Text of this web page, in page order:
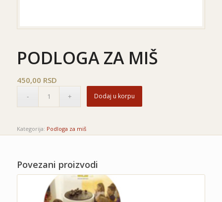
PODLOGA ZA MIŠ
450,00 RSD
Dodaj u korpu
Kategorija: Podloga za miš
Povezani proizvodi